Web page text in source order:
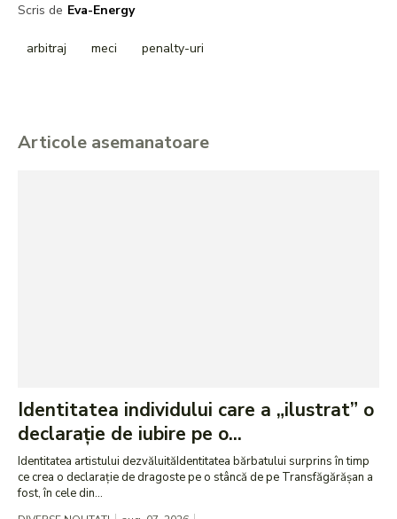
Scris de Eva-Energy
arbitraj meci penalty-uri
Articole asemanatoare
Identitatea individului care a „ilustrat” o
declarație de iubire pe o...
Identitatea artistului dezvăluităIdentitatea bărbatului surprins în timp
ce crea o declarație de dragoste pe o stâncă de pe Transfăgărășan a
fost, în cele din...